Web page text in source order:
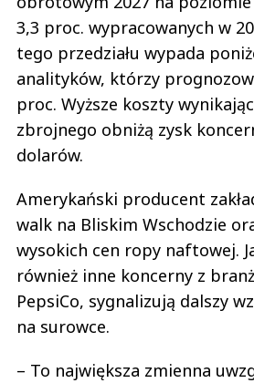
3,3 proc. wypracowanych w
tego przedziału wypada
analityków, którzy
proc. Wyższe koszty
zbrojnego obniżą zysk
dolarów.
Amerykański producent
walk na Bliskim Wschodzie
wysokich cen ropy naftowej.
również inne koncerny z
PepsiCo, sygnalizują dalszy
na surowce.
– To największa zmienna